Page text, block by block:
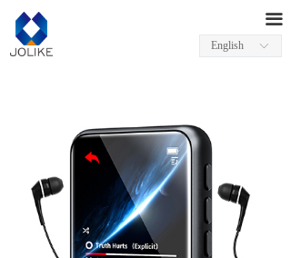
끀
ꀅ
English